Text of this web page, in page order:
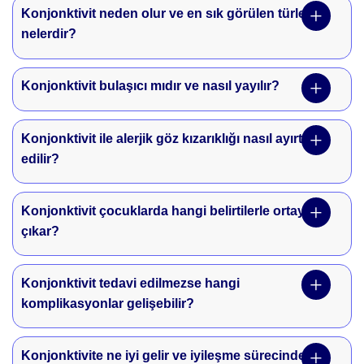
Konjonktivit neden olur ve en sık görülen türleri
nelerdir?
Konjonktivit bulaşıcı mıdır ve nasıl yayılır?
Konjonktivit ile alerjik göz kızarıklığı nasıl ayırt
edilir?
Konjonktivit çocuklarda hangi belirtilerle ortaya
çıkar?
Konjonktivit tedavi edilmezse hangi
komplikasyonlar gelişebilir?
Konjonktivite ne iyi gelir ve iyileşme sürecinde